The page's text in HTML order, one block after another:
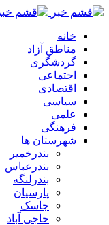
خانه
مناطق آزاد
گردشگری
اجتماعی
اقتصادی
سیاسی
علمی
فرهنگی
شهرستان ها
بندرخمیر
بندرعباس
بندرلنگه
پارسیان
جاسک
حاجی آباد